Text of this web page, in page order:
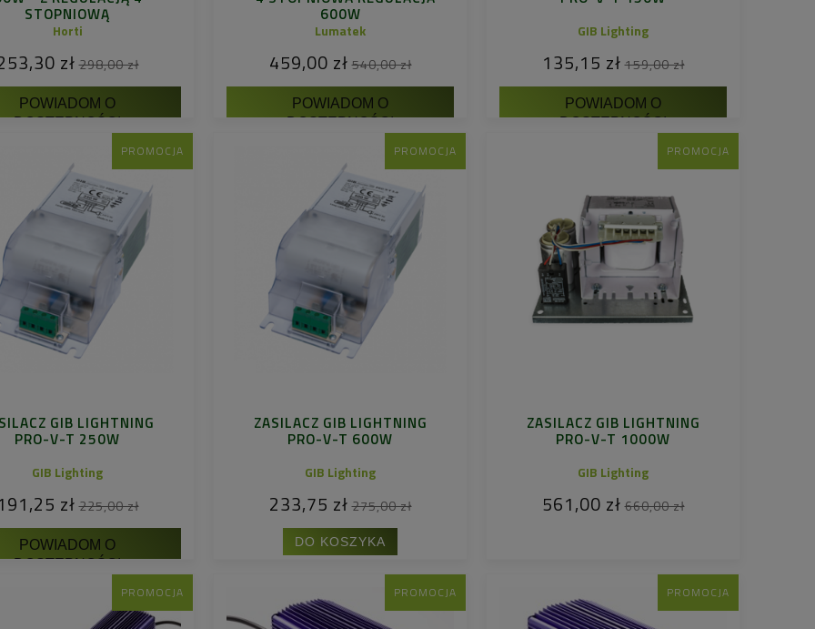
STOPNIOWĄ
Horti
zł 298,00 zł
POWIADOM O
DOSTĘPNOŚCI
600W
Lumatek
459,00 zł 540,00 zł
POWIADOM O
DOSTĘPNOŚCI
GIB Lighting
135,15 zł 159,00 zł
POWIADOM O
DOSTĘPNOŚCI
GIB LIGHTNING
PRO-V-T 250W
GIB Lighting
zł 225,00 zł
POWIADOM O
DOSTĘPNOŚCI
PROMOCJA
ZASILACZ GIB LIGHTNING
PRO-V-T 600W
GIB Lighting
233,75 zł 275,00 zł
DO KOSZYKA
PROMOCJA
ZASILACZ GIB LIGHTNING
PRO-V-T 1000W
GIB Lighting
561,00 zł 660,00 zł
PROMOCJA
PROMOCJA PROMOCJA PROMOCJA